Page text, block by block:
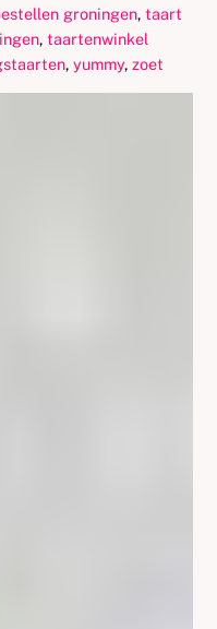
groningen,taart
,taartenwinkel
,yummy,zoet